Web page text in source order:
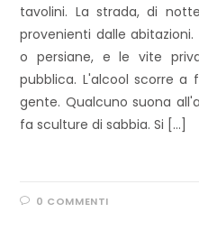
tavolini. La strada, di
provenienti dalle
o persiane, e le vite
pubblica. L'alcool scorre a
gente. Qualcuno suona
fa sculture di sabbia. Si […]
0 COMMENTI